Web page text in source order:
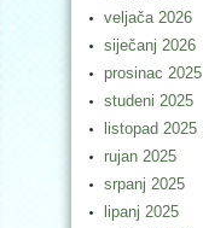
veljača 2026
siječanj 2026
prosinac 2025
studeni 2025
listopad 2025
rujan 2025
srpanj 2025
lipanj 2025